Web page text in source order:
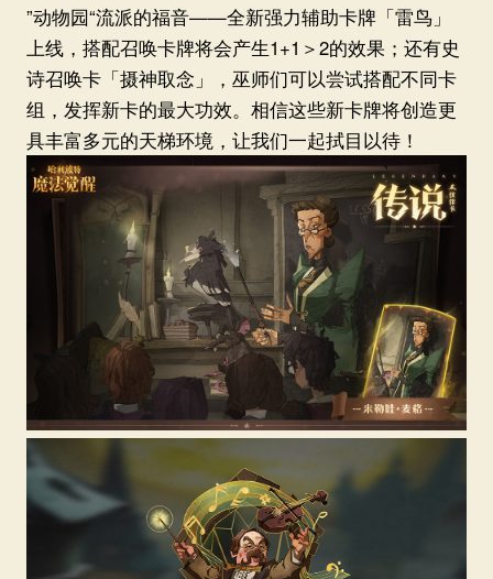
”动物园“流派的福音——全新强力辅助卡牌「雷鸟」
上线，搭配召唤卡牌将会产生1+1＞2的效果；还有史
诗召唤卡「摄神取念」，巫师们可以尝试搭配不同卡
组，发挥新卡的最大功效。相信这些新卡牌将创造更
具丰富多元的天梯环境，让我们一起拭目以待！